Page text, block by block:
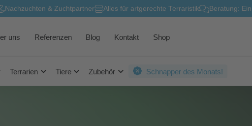
Nachzuchten & Zuchtpartner Alles für artgerechte Terraristik Beratung:
uns Referenzen Blog Kontakt Shop
Terrarien Tiere Zubehör Schnapper des Monats!